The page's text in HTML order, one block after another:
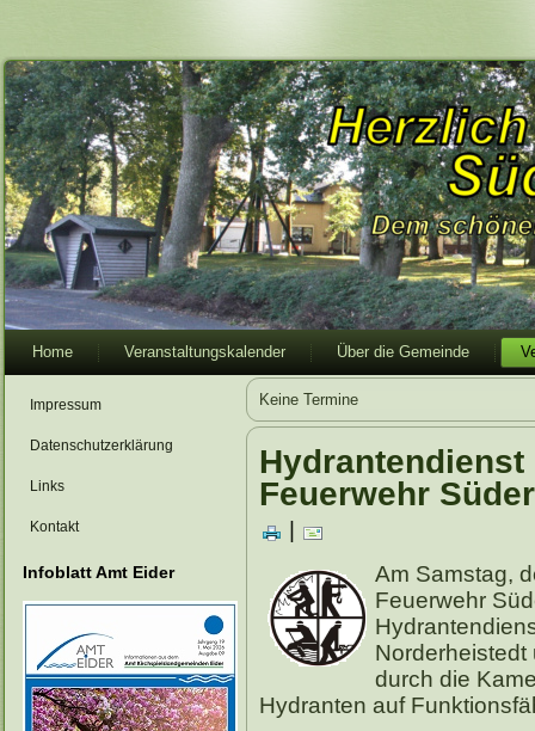
Home Veranstaltungskalender Über die Gemeinde
Impressum
Datenschutzerklärung
Links
Kontakt
Infoblatt Amt Eider
Keine Termine
Feuerwehr
Am Samstag,
Feuerwehr
durch die
Hydranten auf